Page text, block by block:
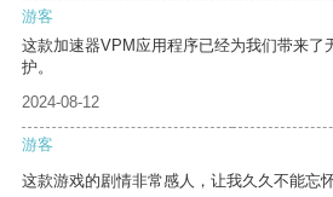
游客
这款加速器VPM应用程序已经为我们带来了
护。
2024-08-12
游客
这款游戏的剧情非常感人，让我久久不能忘怀